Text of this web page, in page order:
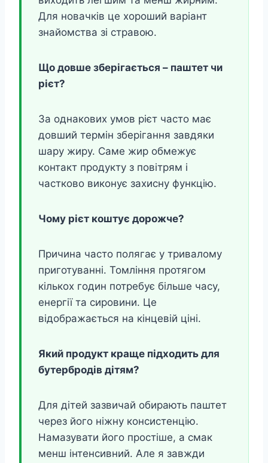
Для новачків це хороший варіант
знайомства зі стравою.
Що довше зберігається – паштет чи
рієт?
За однакових умов рієт часто має
довший термін зберігання завдяки
шару жиру. Саме жир обмежує
контакт продукту з повітрям і
частково виконує захисну функцію.
Чому рієт коштує дорожче?
Причина часто полягає у тривалому
приготуванні. Томління протягом
кількох годин потребує більше часу,
енергії та сировини. Це
відображається на кінцевій ціні.
Який продукт краще підходить для
бутербродів дітям?
Для дітей зазвичай обирають паштет
через його ніжну консистенцію.
Намазувати його простіше, а смак
менш інтенсивний. Але я завжди